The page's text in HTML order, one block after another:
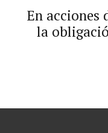
En acciones
la